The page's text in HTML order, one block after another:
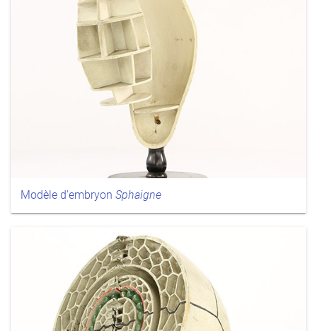
Modèle d'embryon Sphaigne